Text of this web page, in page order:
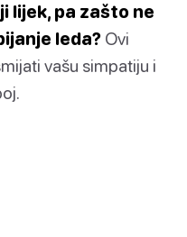
lijek, pa zašto ne
leda? Ovi
vašu simpatiju i